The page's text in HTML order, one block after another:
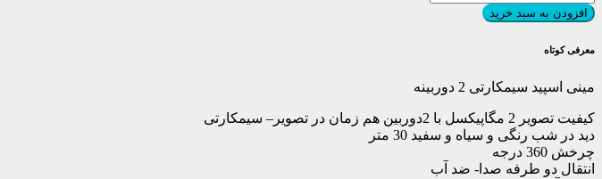
اسپید
سیمکارتی
دوربینه
افزودن به سبد خرید
معرفی کوتاه
مینی اسپید سیمکارتی 2 دوربینه
کیفیت تصویر 2 مگاپیکسل با 2دوربین هم زمان در تصویر– سیمکارتی
دید در شب رنگی و سیاه و سفید 30 متر
چرخش 360 درجه
انتقال دو طرفه صدا- ضد آب